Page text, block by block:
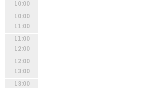
10:00
10:00
11:00
11:00
12:00
12:00
13:00
13:00